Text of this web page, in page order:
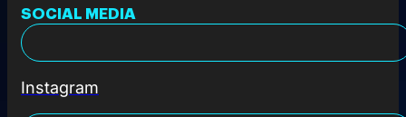
SOCIAL MEDIA
Instagram